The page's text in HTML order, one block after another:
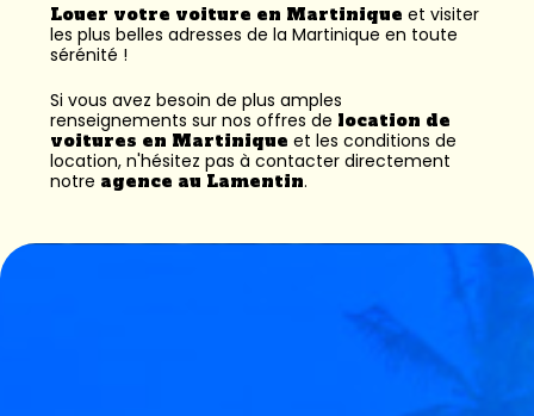
Louer votre voiture en Martinique et visiter
les plus belles adresses de la Martinique en toute
sérénité !
Si vous avez besoin de plus amples
renseignements sur nos offres de location de
voitures en Martinique et les conditions de
location, n'hésitez pas à contacter directement
notre agence au Lamentin.